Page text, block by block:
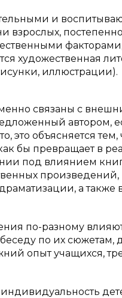
и
художественная
иллюстрации).
связаны с
автором,
это объясняется
бы превращает в
под влиянием
а также
по-разному
по их сюжетам,
опыт учащихся,